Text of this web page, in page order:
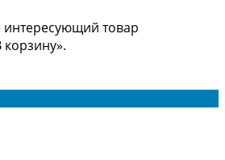
интересующий товар